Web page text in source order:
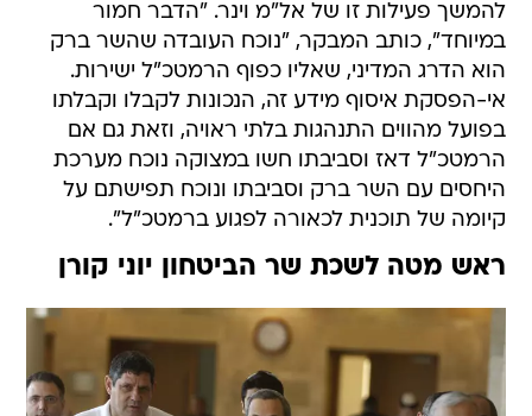
להמשך פעילות זו של אל"מ וינר. "הדבר חמור
במיוחד", כותב המבקר, "נוכח העובדה שהשר ברק
הוא הדרג המדיני, שאליו כפוף הרמטכ"ל ישירות.
אי-הפסקת איסוף מידע זה, הנכונות לקבלו וקבלתו
בפועל מהווים התנהגות בלתי ראויה, וזאת גם אם
הרמטכ"ל דאז וסביבתו חשו במצוקה נוכח מערכת
היחסים עם השר ברק וסביבתו ונוכח תפישתם על
קיומה של תוכנית לכאורה לפגוע ברמטכ"ל".
ראש מטה לשכת שר הביטחון יוני קורן